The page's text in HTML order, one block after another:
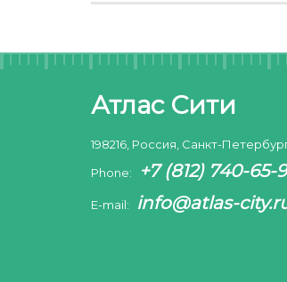
Атлас Сити
198216, Россия, Санкт-
Phone:
+7 (812) 740-65-
E-mail: info@atlas-